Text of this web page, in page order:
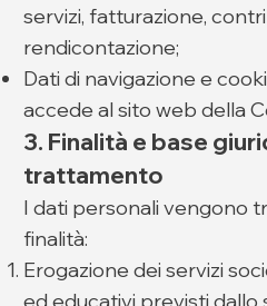
servizi, fatturazione,
rendicontazione;
Dati di navigazione e
accede al sito web della
3. Finalità e base
trattamento
I dati personali vengono
finalità:
Erogazione dei servizi